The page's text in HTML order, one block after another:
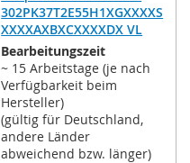
302PK37T2E55H1XGXXXXS
XXXXAXBXCXXXXDX VL
Bearbeitungszeit
~ 15 Arbeitstage (je nach
Verfügbarkeit beim
Hersteller)
(gültig für Deutschland,
andere Länder
abweichend bzw. länger)